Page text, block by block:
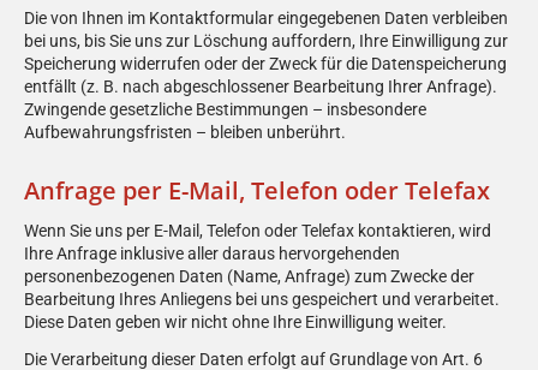
Die von Ihnen im Kontaktformular eingegebenen Daten verbleiben
bei uns, bis Sie uns zur Löschung auffordern, Ihre Einwilligung zur
Speicherung widerrufen oder der Zweck für die Datenspeicherung
entfällt (z. B. nach abgeschlossener Bearbeitung Ihrer Anfrage).
Zwingende gesetzliche Bestimmungen – insbesondere
Aufbewahrungsfristen – bleiben unberührt.
Anfrage per E-Mail, Telefon oder Telefax
Wenn Sie uns per E-Mail, Telefon oder Telefax kontaktieren, wird
Ihre Anfrage inklusive aller daraus hervorgehenden
personenbezogenen Daten (Name, Anfrage) zum Zwecke der
Bearbeitung Ihres Anliegens bei uns gespeichert und verarbeitet.
Diese Daten geben wir nicht ohne Ihre Einwilligung weiter.
Die Verarbeitung dieser Daten erfolgt auf Grundlage von Art. 6